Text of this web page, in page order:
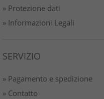
» Protezione dati
» Informazioni Legali
SERVIZIO
» Pagamento e spedizione
» Contatto